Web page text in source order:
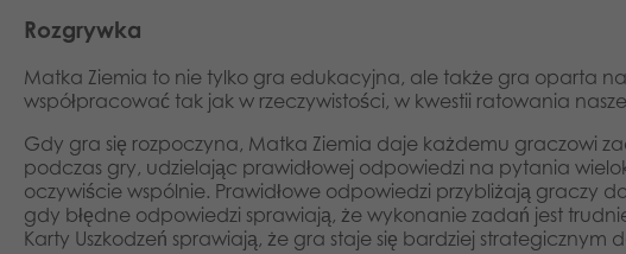
Rozgrywka
Matka Ziemia to nie tylko gra edukacyjna, ale także gra oparta
współpracować tak jak w rzeczywistości, w kwestii ratowania
Gdy gra się rozpoczyna, Matka Ziemia daje każdemu graczowi
podczas gry, udzielając prawidłowej odpowiedzi na pytania
oczywiście wspólnie. Prawidłowe odpowiedzi przybliżają graczy
gdy błędne odpowiedzi sprawiają, że wykonanie zadań jest
Karty Uszkodzeń sprawiają, że gra staje się bardziej strategicznym